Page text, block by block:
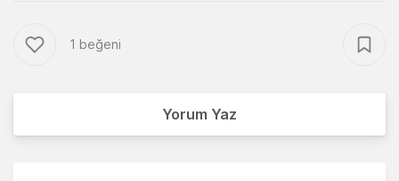
1 beğeni
Yorum Yaz